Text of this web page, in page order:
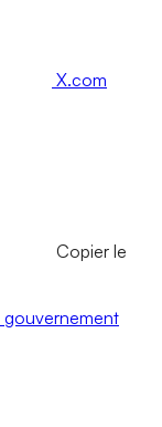
X.com
Copier le
gouvernement